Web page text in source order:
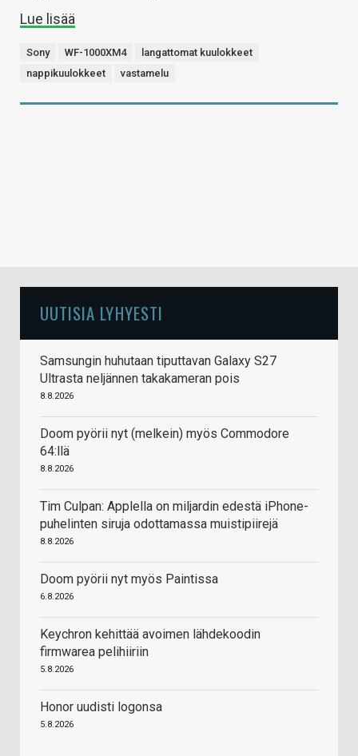
Lue lisää
Sony WF-1000XM4
langattomat kuulokkeet
nappikuulokkeet
vastamelu
UUTISIA LYHYESTI
Samsungin huhutaan tiputtavan Galaxy S27
Ultrasta neljännen takakameran pois
8.8.2026
Doom pyörii nyt (melkein) myös Commodore
64:llä
8.8.2026
Tim Culpan: Applella on miljardin edestä iPhone-
puhelinten siruja odottamassa muistipiirejä
8.8.2026
Doom pyörii nyt myös Paintissa
6.8.2026
Keychron kehittää avoimen lähdekoodin
firmwarea pelihiiriin
5.8.2026
Honor uudisti logonsa
5.8.2026